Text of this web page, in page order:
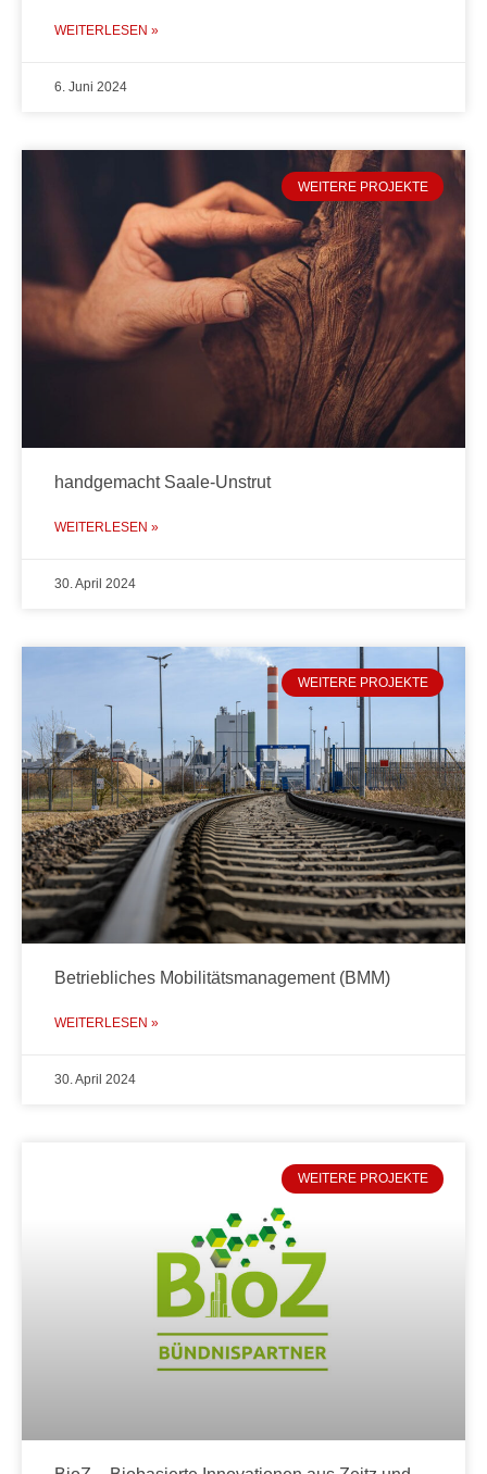
WEITERLESEN »
6. Juni 2024
WEITERE PROJEKTE
handgemacht Saale-Unstrut
WEITERLESEN »
30. April 2024
WEITERE PROJEKTE
Betriebliches Mobilitätsmanagement (BMM)
WEITERLESEN »
30. April 2024
WEITERE PROJEKTE